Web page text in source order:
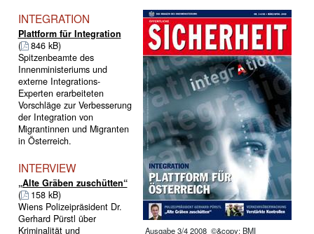
Ausgabe 3/4 2008 ©&copy; BMI
INTEGRATION
Plattform für Integration
(
846 kB)
Spitzenbeamte des
Innenministeriums und
externe Integrations-
Experten erarbeiteten
Vorschläge zur Verbesserung
der Integration von
Migrantinnen und Migranten
in Österreich.
INTERVIEW
„Alte Gräben zuschütten“
(
158 kB)
Wiens Polizeipräsident Dr.
Gerhard Pürstl über
Kriminalität und